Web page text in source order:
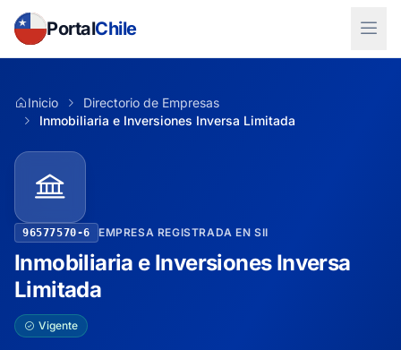
PortalChile
Inicio
Directorio de Empresas
Inmobiliaria e Inversiones Inversa Limitada
96577570-6 EMPRESA REGISTRADA EN SII
Inmobiliaria e Inversiones Inversa
Limitada
Vigente